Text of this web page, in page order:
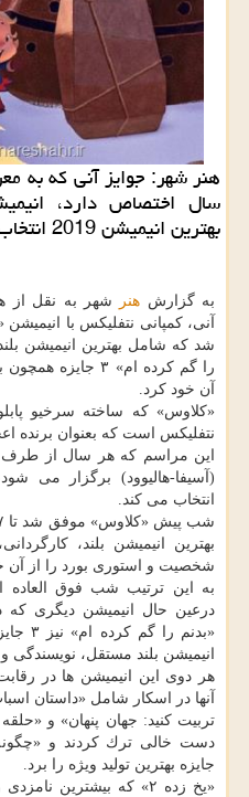
هنر شهر: جوایز آنی كه به
سال اختصاص دارد،
بهترین انیمیشن 2019 انتخاب نمود.
به گزارش هنر
شهر به نقل از
شد كه شامل بهترین انیمیشن
را گم كرده ام» ۳
آن خود كرد.
«كلاوس» كه ساخته سرخیو
نتفلیكس است كه بعنوان برنده
این مراسم كه هر سال از طرف
(آسیفا-هالیوود) برگزار می
انتخاب می كند.
بهترین انیمیشن بلند،
شخصیت و استوری بورد را از آن
به این ترتیب شب فوق
درعین حال انیمیشن دیگری كه
انیمیشن بلند مستقل،
هر دوی این انیمیشن ها در
تربیت كنید: جهان پنهان» و
دست خالی ترك كردند و
جایزه بهترین تولید ویژه را برد.